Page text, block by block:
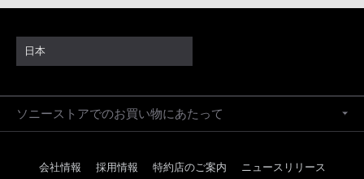
日本
ソニーストアでのお買い物にあたって
会社情報 採用情報 特約店のご案内 ニュースリリース